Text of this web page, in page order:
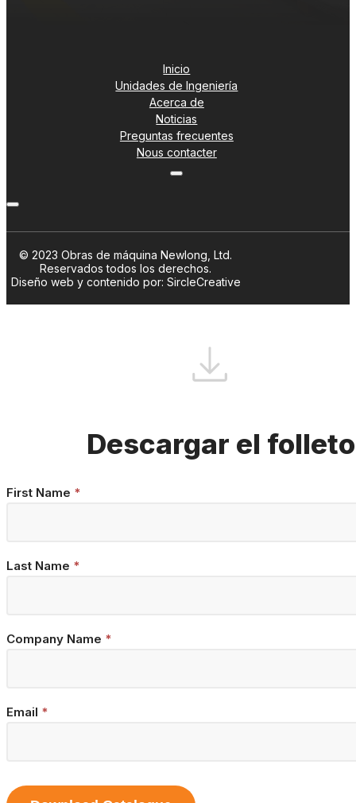
Inicio
Unidades de Ingeniería
Acerca de
Noticias
Preguntas frecuentes
Nous contacter
© 2023 Obras de máquina Newlong, Ltd.
Reservados todos los derechos.
Diseño web y contenido por: SircleCreative
Descargar el folleto
Brochure
First Name *
Last Name *
Company Name *
Email *